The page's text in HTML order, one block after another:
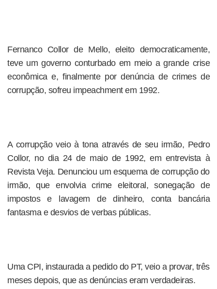
Fernanco Collor de Mello, eleito democraticamente,
teve um governo conturbado em meio a grande crise
econômica e, finalmente por denúncia de crimes de
corrupção, sofreu impeachment em 1992.
A corrupção veio à tona através de seu irmão, Pedro
Collor, no dia 24 de maio de 1992, em entrevista à
Revista Veja. Denunciou um esquema de corrupção do
irmão, que envolvia crime eleitoral, sonegação de
impostos e lavagem de dinheiro, conta bancária
fantasma e desvios de verbas públicas.
Uma CPI, instaurada a pedido do PT, veio a provar, três
meses depois, que as denúncias eram verdadeiras.